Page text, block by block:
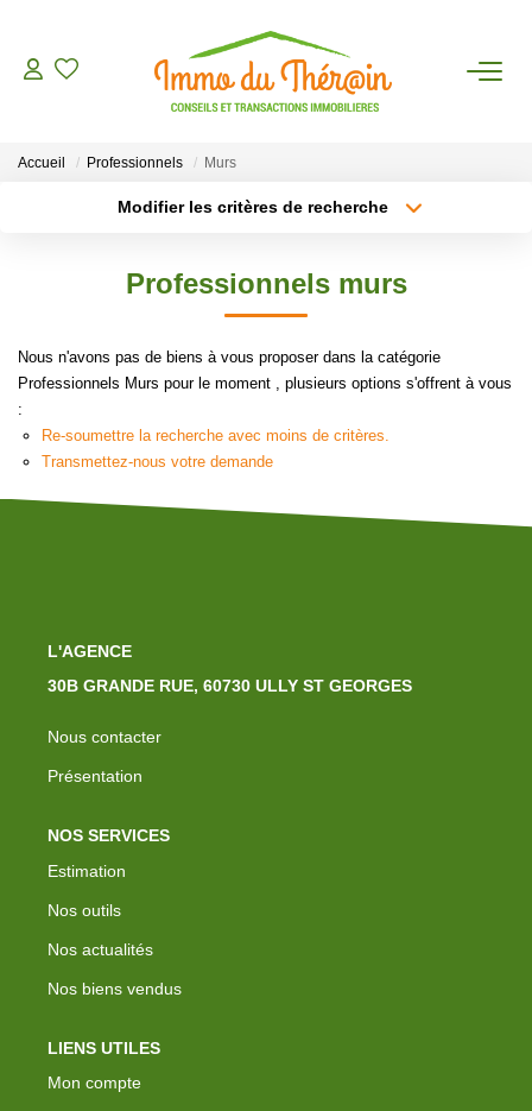
ESTIMER
Accueil Professionnels Murs
Modifier les critères de recherche
Budget max Plus de critères
Professionnels murs
Nous n'avons pas de biens à vous proposer dans la catégorie
Professionnels Murs pour le moment , plusieurs options s'offrent à vous
:
Re-soumettre la recherche avec moins de critères.
Transmettez-nous votre demande
L'AGENCE
30B GRANDE RUE, 60730 ULLY ST GEORGES
Nous contacter
Présentation
NOS SERVICES
Estimation
Nos outils
Nos actualités
Nos biens vendus
LIENS UTILES
Mon compte